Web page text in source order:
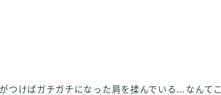
つけばガチガチになった肩を揉んでいる…なんてこ